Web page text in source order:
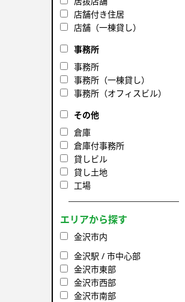
店舗付き住居
店舗（一棟貸し）
事務所
事務所
事務所（一棟貸し）
事務所（オフィスビル）
その他
倉庫
倉庫付事務所
貸しビル
貸し土地
工場
エリアから探す
金沢市内
金沢駅 / 市中心部
金沢市東部
金沢市西部
金沢市南部